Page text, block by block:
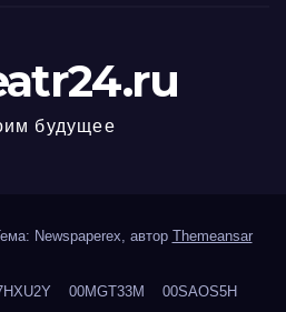
будущее
Newspaperex, автор Themeansar
00MGT33M 00SAOS5H